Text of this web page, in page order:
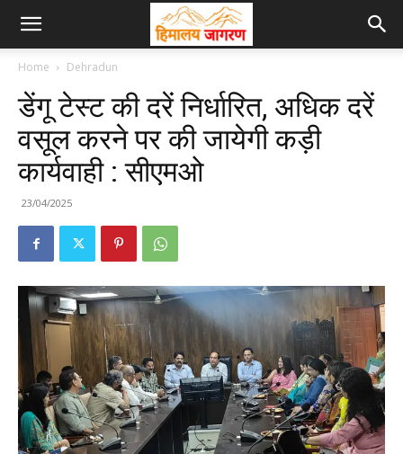
Home Dehradun
डेंगू टेस्ट की दरें निर्धारित, अधिक दरें
वसूल करने पर की जायेगी कड़ी
कार्यवाही : सीएमओ
23/04/2025